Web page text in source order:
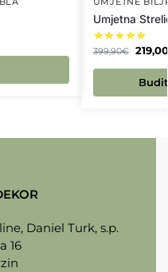
Umjetna
399,90€ 219,00
Daniel Turk, s.p.
16